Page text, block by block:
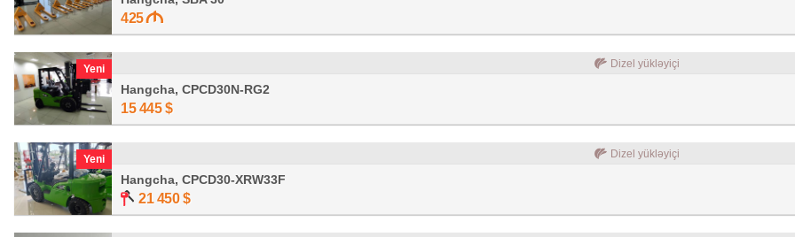
425
Yeni Dizel yükləyiçi
Hangcha, CPCD30N-RG2
15 445 $
Yeni Dizel yükləyiçi
Hangcha, CPCD30-XRW33F
21 450 $